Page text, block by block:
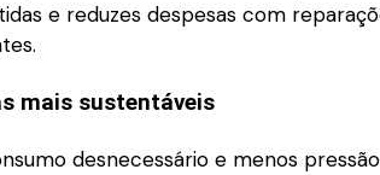
e reduzes despesas com
mais sustentáveis
desnecessário e menos